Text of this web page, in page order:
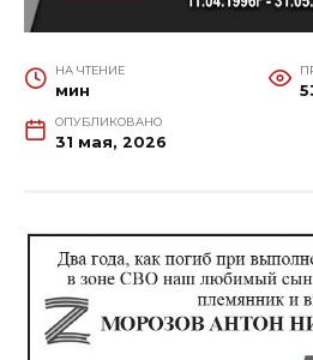
НА ЧТЕНИЕ
мин
ОПУБЛИКОВАНО
31 мая, 2026